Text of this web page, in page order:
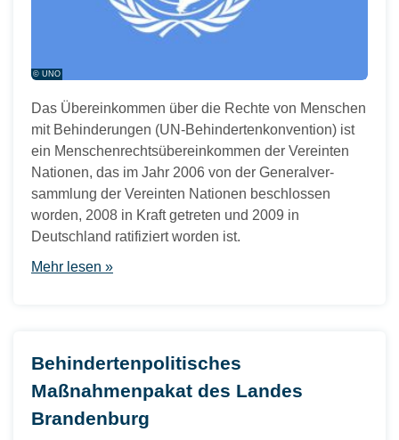
© UNO
Das Übereinkom­men über die Rechte von Men­schen
mit Behin­derun­gen (UN-Behindertenkonvention) ist
ein Menschenrechtsübereinkommen der Vereinten
Nationen, das im Jahr 2006 von der Gen­er­alver­
samm­lung der Vere­in­ten Natio­nen beschlossen
worden, 2008 in Kraft getreten und 2009 in
Deutschland ratifiziert worden ist.
Mehr lesen »
Behindertenpolitisches
Maßnahmenpakat des Landes
Brandenburg